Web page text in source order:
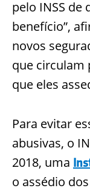
pelo INSS de
benefício”,
novos
que circulam
que eles
Para evitar
abusivas, o
2018, uma
o assédio